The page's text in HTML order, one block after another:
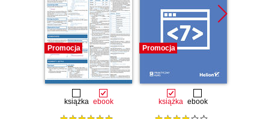
Promocja
książka ebook
Promocja
książka ebook